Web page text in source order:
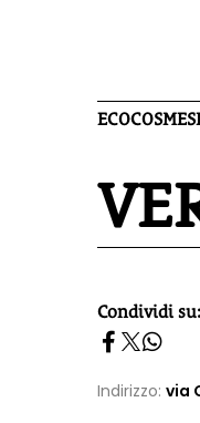
Condividi su:
Indirizzo: via